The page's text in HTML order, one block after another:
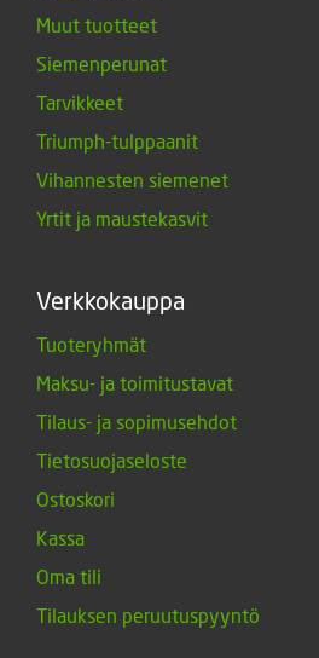
Muut tuotteet
Siemenperunat
Tarvikkeet
Triumph-tulppaanit
Vihannesten siemenet
Yrtit ja maustekasvit
Verkkokauppa
Tuoteryhmät
Maksu- ja toimitustavat
Tilaus- ja sopimusehdot
Tietosuojaseloste
Ostoskori
Kassa
Oma tili
Tilauksen peruutuspyyntö